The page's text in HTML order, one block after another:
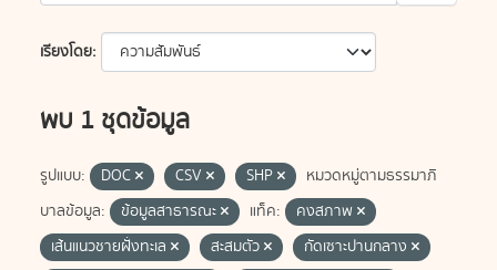
เรียงโดย
พบ 1 ชุดข้อมูล
รูปแบบ: DOC CSV SHP
หมวดหมู่ตามธรรมาภิ
บาลข้อมูล:
ข้อมูลสาธารณะ แท็ค:
คงสภาพ
เส้นแนวชายฝั่งทะเล
สะสมตัว
กัดเซาะปานกลาง